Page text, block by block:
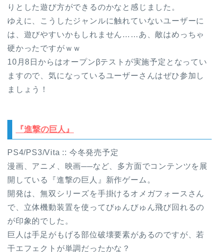
りとした遊び方ができるのかなと感じました。
ゆえに、こうしたジャンルに触れていないユーザーに
は、遊びやすいかもしれません……あ、敵はめっちゃ
硬かったですがｗｗ
10月8日からはオープンβテストが実施予定となってい
ますので、気になっているユーザーさんはぜひ参加し
ましょう！
『進撃の巨人』
PS4/PS3/Vita :: 今冬発売予定
漫画、アニメ、映画──など、多方面でコンテンツを展
開している『進撃の巨人』新作ゲーム。
開発は、無双シリーズを手掛けるオメガフォースさん
で、立体機動装置を使ってびゅんびゅん飛び回れるの
が印象的でした。
巨人は手足がもげる部位破壊要素があるのですが、若
干エフェクトが単調だったかな？